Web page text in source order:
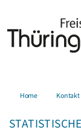
Home Kontakt